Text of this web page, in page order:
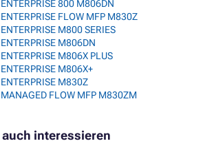
800 M806DN
FLOW MFP M830Z
M800 SERIES
M806DN
M806X PLUS
M806X+
M830Z
FLOW MFP M830ZM
auch interessieren